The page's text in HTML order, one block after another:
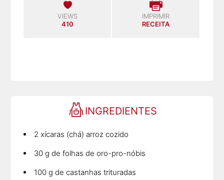
VIEWS
410
IMPRIMIR
RECEITA
INGREDIENTES
2 xícaras (chá) arroz cozido
30 g de folhas de oro-pro-nóbis
100 g de castanhas trituradas